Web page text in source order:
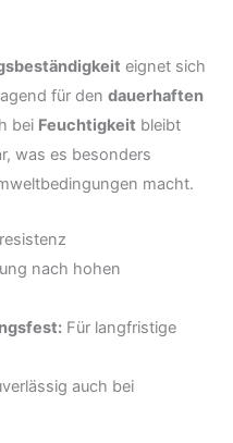
eignet sich
für den dauerhaften
bei Feuchtigkeit bleibt
was es besonders
macht.
nach hohen
Für langfristige
auch bei